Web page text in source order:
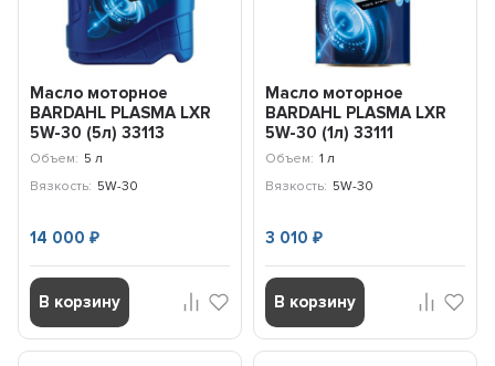
Масло моторное
BARDAHL PLASMA LXR
5W-30 (5л) 33113
Объем: 5 л
Вязкость: 5W-30
14 000₽
В корзину
Масло моторное
BARDAHL PLASMA LXR
5W-30 (1л) 33111
Объем: 1 л
Вязкость: 5W-30
3 010 ₽
В корзину